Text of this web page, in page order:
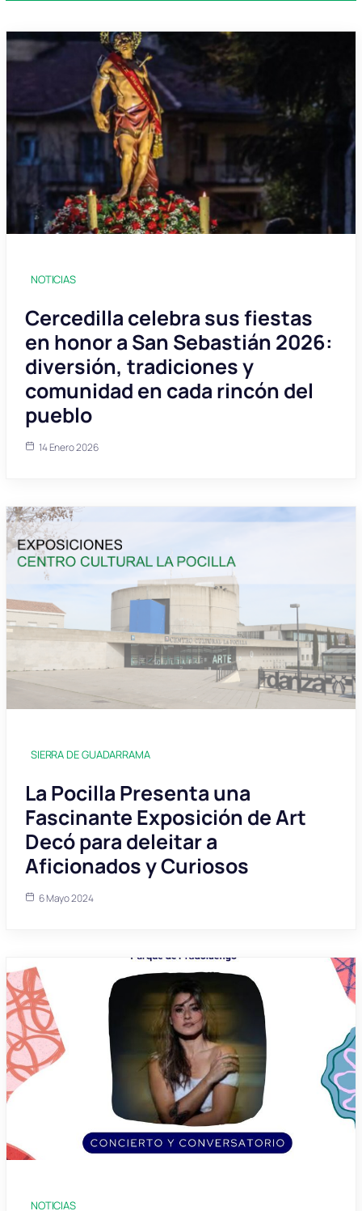
NOTICIAS
Cercedilla celebra sus fiestas
en honor a San Sebastián 2026:
diversión, tradiciones y
comunidad en cada rincón del
pueblo
14 Enero 2026
SIERRA DE GUADARRAMA
La Pocilla Presenta una
Fascinante Exposición de Art
Decó para deleitar a
Aficionados y Curiosos
6 Mayo 2024
NOTICIAS